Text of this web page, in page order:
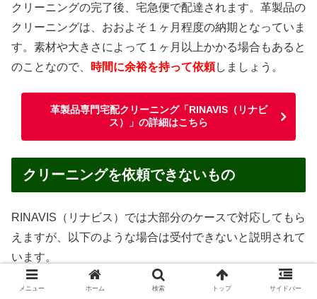
クリーニングの完了後、宅急便で配達されます。革製品の
クリーニングは、おおよそ１ヶ月程度の納期となっていま
す。素材や大きさによって１ヶ月以上かかる場合もあると
のことなので、
時間に余裕を持って依頼しましょう。
革製品専門宅配クリーニング「RINAVIS（リナビ
ス）」の詳細はこちら
クリーニングを依頼できないもの
RINAVIS（リナビス）では大部分のケースで対応してもら
えますが、以下のような場合は受付できないと説明されて
います。
汚物・嘔吐物がついたままのもの
メニュー ホーム 検索 トップ サイドバー